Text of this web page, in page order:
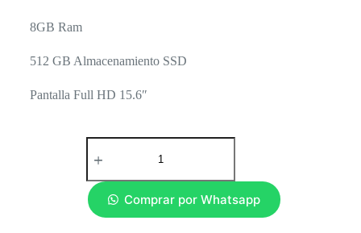
8GB Ram
512 GB Almacenamiento SSD
Pantalla Full HD 15.6″
Comprar por Whatsapp